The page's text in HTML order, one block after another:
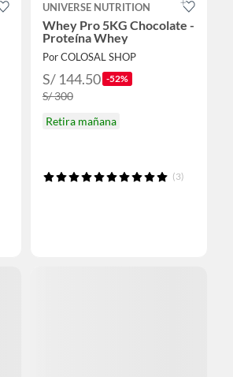
UNIVERSE NUTRITION
Whey Pro 5KG Chocolate -
Proteína Whey
Por COLOSAL SHOP
S/ 144.50 -52%
S/ 300
Retira mañana
(3)